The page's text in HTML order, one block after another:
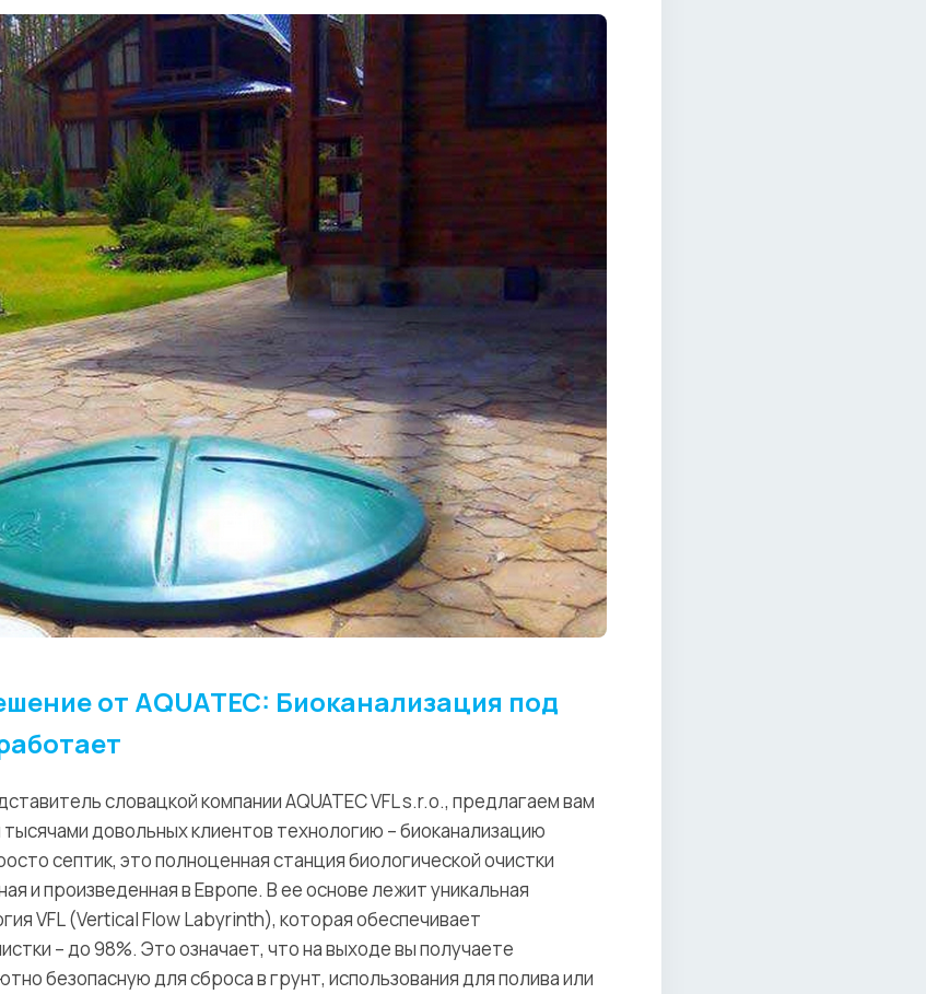
от AQUATEC: Биоканализация под
словацкой компании AQUATEC VFL s.r.o., предлагаем вам
довольных клиентов технологию – биоканализацию
септик, это полноценная станция биологической очистки
и произведенная в Европе. В ее основе лежит уникальная
VFL (Vertical Flow Labyrinth), которая обеспечивает
– до 98%. Это означает, что на выходе вы получаете
безопасную для сброса в грунт, использования для полива или